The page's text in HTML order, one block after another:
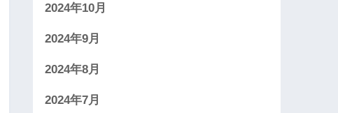
2024年10月
2024年9月
2024年8月
2024年7月